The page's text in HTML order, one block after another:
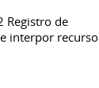
Registro de
interpor recurso